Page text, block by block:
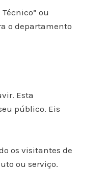
ou
o departamento
Esta
público. Eis
os visitantes de
ou serviço.